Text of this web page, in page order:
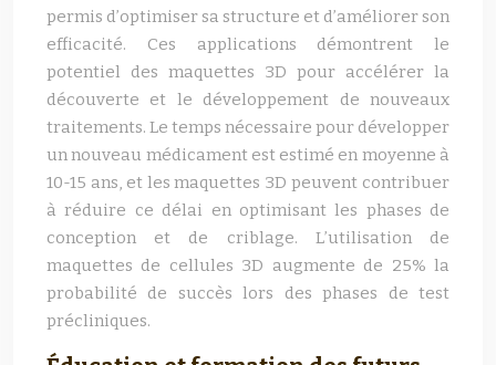
permis d’optimiser sa structure et d’améliorer son
efficacité. Ces applications démontrent le
potentiel des maquettes 3D pour accélérer la
découverte et le développement de nouveaux
traitements. Le temps nécessaire pour développer
un nouveau médicament est estimé en moyenne à
10-15 ans, et les maquettes 3D peuvent contribuer
à réduire ce délai en optimisant les phases de
conception et de criblage. L’utilisation de
maquettes de cellules 3D augmente de 25% la
probabilité de succès lors des phases de test
précliniques.